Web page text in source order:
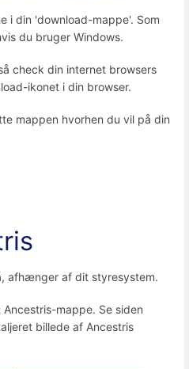
i din 'download-mappe'. Som
du bruger Windows.
check din internet browsers
ikonet i din browser.
mappen hvorhen du vil på din
afhænger af dit styresystem.
mappe. Se siden
billede af Ancestris